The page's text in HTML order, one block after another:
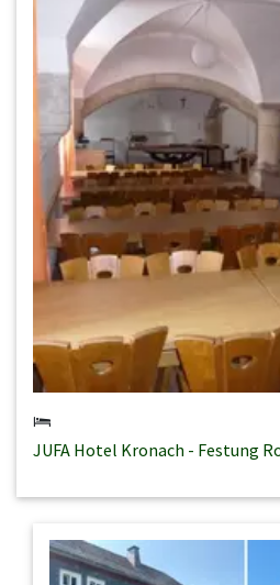
JUFA Hotel Kronach - Festung